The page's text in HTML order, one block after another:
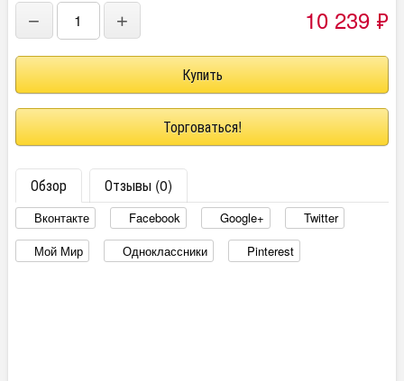
− + 10 239 ₽
Торговаться!
Обзор Отзывы (0)
Вконтакте Facebook Google+
Twitter
Мой Мир
Одноклассники Pinterest